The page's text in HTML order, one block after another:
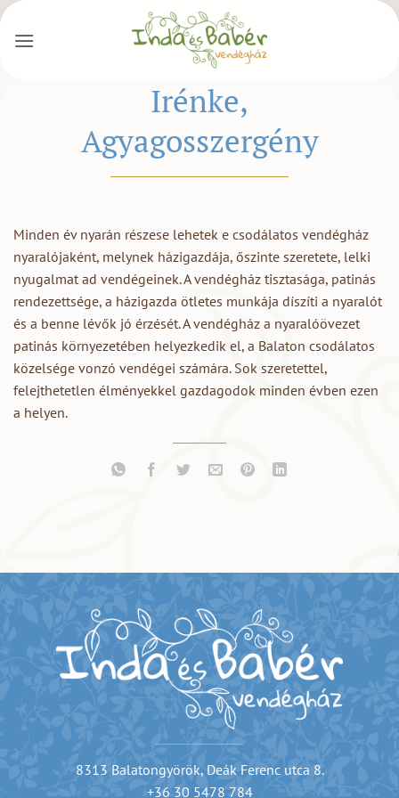
Skip
Irénke,
Agyagosszergény
Minden év nyarán részese lehetek e csodálatos vendégház
nyaralójaként, melynek házigazdája, őszinte szeretete, lelki
nyugalmat ad vendégeinek. A vendégház tisztasága, patinás
rendezettsége, a házigazda ötletes munkája díszíti a nyaralót
és a benne lévők jó érzését. A vendégház a nyaralóövezet
patinás környezetében helyezkedik el, a Balaton csodálatos
közelsége vonzó vendégei számára. Sok szeretettel,
felejthetetlen élményekkel gazdagodok minden évben ezen
a helyen.
8313 Balatongyörök, Deák Ferenc utca 8.
+36 30 5478 784